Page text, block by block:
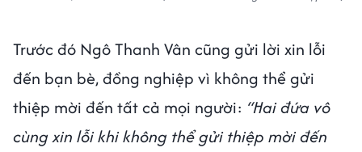
Trước đó Ngô Thanh Vân cũng gửi lời xin lỗi
đến bạn bè, đồng nghiệp vì không thể gửi
thiệp mời đến tất cả mọi người: “Hai đứa vô
cùng xin lỗi khi không thể gửi thiệp mời đến